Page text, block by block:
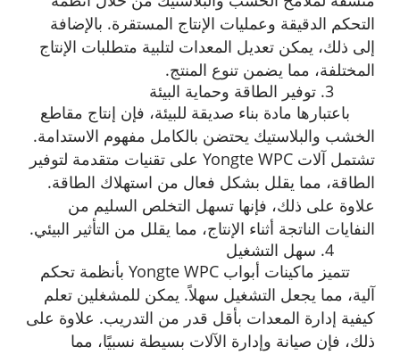
التحكم الدقيقة وعمليات الإنتاج المستقرة. بالإضافة
إلى ذلك، يمكن تعديل المعدات لتلبية متطلبات الإنتاج
المختلفة، مما يضمن تنوع المنتج.
3. توفير الطاقة وحماية البيئة
باعتبارها مادة بناء صديقة للبيئة، فإن إنتاج مقاطع
الخشب والبلاستيك يحتضن بالكامل مفهوم الاستدامة.
تشتمل آلات Yongte WPC على تقنيات متقدمة لتوفير
الطاقة، مما يقلل بشكل فعال من استهلاك الطاقة.
علاوة على ذلك، فإنها تسهل التخلص السليم من
النفايات الناتجة أثناء الإنتاج، مما يقلل من التأثير البيئي.
4. سهل التشغيل
تتميز ماكينات أبواب Yongte WPC بأنظمة تحكم
آلية، مما يجعل التشغيل سهلاً. يمكن للمشغلين تعلم
كيفية إدارة المعدات بأقل قدر من التدريب. علاوة على
ذلك، فإن صيانة وإدارة الآلات بسيطة نسبيًا، مما